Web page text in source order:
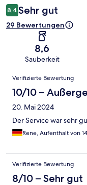
8,4 Sehr gut
29 Bewertungen
8,6
Sauberkeit
Bewertungen
Verifizierte Bewertung
10/10 –
20. Mai 2024
Der Service war sehr
Rene, Aufenthalt von
Verifizierte Bewertung
8/10 – Sehr gut